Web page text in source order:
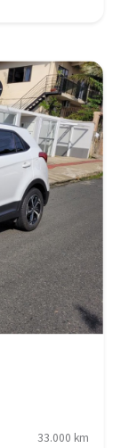
33.000 km